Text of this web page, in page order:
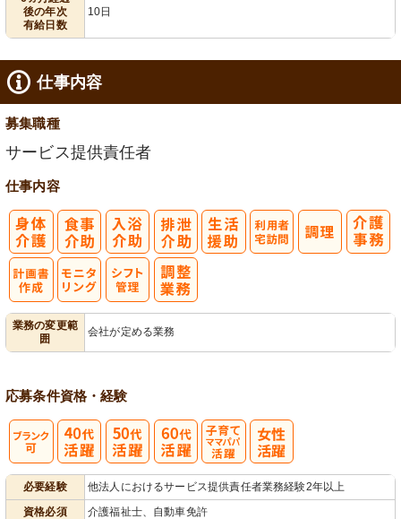
後の年次
有給日数
10日
仕事内容
募集職種
サービス提供責任者
仕事内容
業務の変更範
囲
会社が定める業務
応募条件資格・経験
必要経験
他法人におけるサービス提供責任者業務経験2年以上
資格必須
介護福祉士、自動車免許